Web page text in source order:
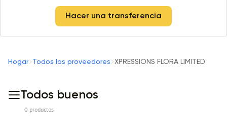
Hacer una transferencia
Hogar Todos los proveedores XPRESSIONS FLORA LIMITED
Todos buenos
0 productos